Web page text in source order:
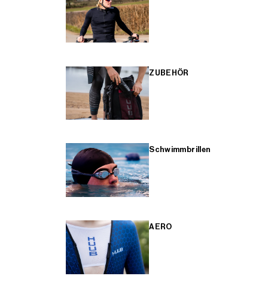
ZUBEHÖR
Schwimmbrillen
AERO